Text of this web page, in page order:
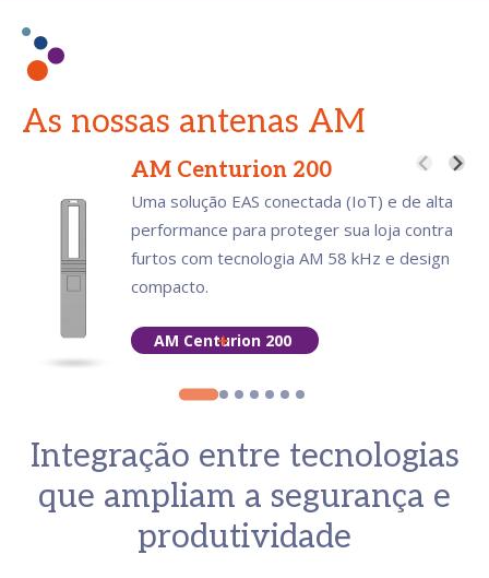
As nossas antenas AM
AM Centurion 200
Uma solução EAS conectada (IoT) e de alta
performance para proteger sua loja contra
furtos com tecnologia AM 58 kHz e design
compacto.
AM Centurion 200
Integração entre tecnologias
que ampliam a segurança e
produtividade